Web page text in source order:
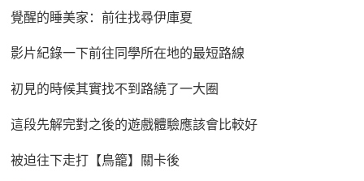
覺醒的睡美家：前往找尋伊庫夏
影片紀錄一下前往同學所在地的最短路線
初見的時候其實找不到路繞了一大圈
這段先解完對之後的遊戲體驗應該會比較好
被迫往下走打【鳥籠】關卡後